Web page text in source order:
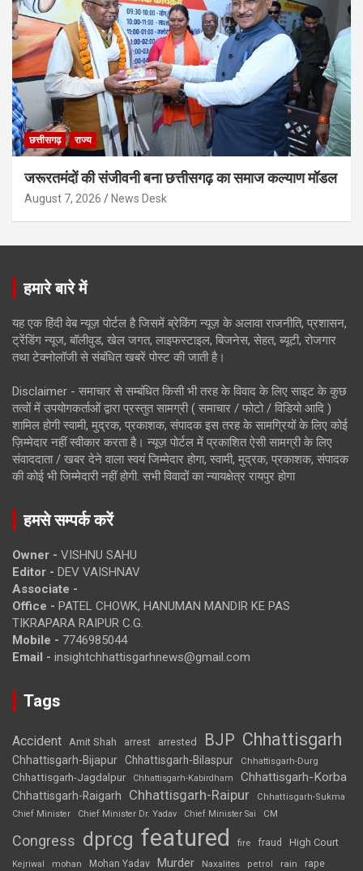
छत्तीसगढ़ राज्य
जरूरतमंदों की संजीवनी बना छत्तीसगढ़ का समाज कल्याण मॉडल
August 7, 2026 News Desk
हमारे बारे में
यह एक हिंदी वेब न्यूज़ पोर्टल है जिसमें ब्रेकिंग न्यूज़ के अलावा राजनीति, प्रशासन,
ट्रेंडिंग न्यूज, बॉलीवुड, खेल जगत, लाइफस्टाइल, बिजनेस, सेहत, ब्यूटी, रोजगार
तथा टेक्नोलॉजी से संबंधित खबरें पोस्ट की जाती है।
Disclaimer - समाचार से सम्बंधित किसी भी तरह के विवाद के लिए साइट के कुछ
तत्वों में उपयोगकर्ताओं द्वारा प्रस्तुत सामग्री ( समाचार / फोटो / विडियो आदि )
शामिल होगी स्वामी, मुद्रक, प्रकाशक, संपादक इस तरह के सामग्रियों के लिए कोई
ज़िम्मेदार नहीं स्वीकार करता है। न्यूज़ पोर्टल में प्रकाशित ऐसी सामग्री के लिए
संवाददाता / खबर देने वाला स्वयं जिम्मेदार होगा, स्वामी, मुद्रक, प्रकाशक, संपादक
की कोई भी जिम्मेदारी नहीं होगी. सभी विवादों का न्यायक्षेत्र रायपुर होगा
हमसे सम्पर्क करें
Owner - VISHNU SAHU
Editor - DEV VAISHNAV
Associate -
Office - PATEL CHOWK, HANUMAN MANDIR KE PAS
TIKRAPARA RAIPUR C.G.
Mobile - 7746985044
Email - insightchhattisgarhnews@gmail.com
Tags
Accident Amit Shah arrest arrested BJP Chhattisgarh
Chhattisgarh-Bijapur Chhattisgarh-Bilaspur Chhattisgarh-Durg
Chhattisgarh-Jagdalpur Chhattisgarh-Kabirdham Chhattisgarh-Korba
Chhattisgarh-Raigarh Chhattisgarh-Raipur
Chhattisgarh-Sukma
Chief Minister
Chief Minister Dr. Yadav Chief Minister Sai CM
Congress dprcg featured fire fraud High Court
Kejriwal mohan Mohan Yadav Murder Naxalites petrol rain rape